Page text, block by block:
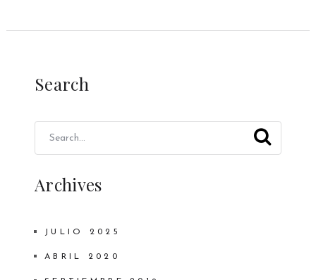
Search
Archives
JULIO 2025
ABRIL 2020